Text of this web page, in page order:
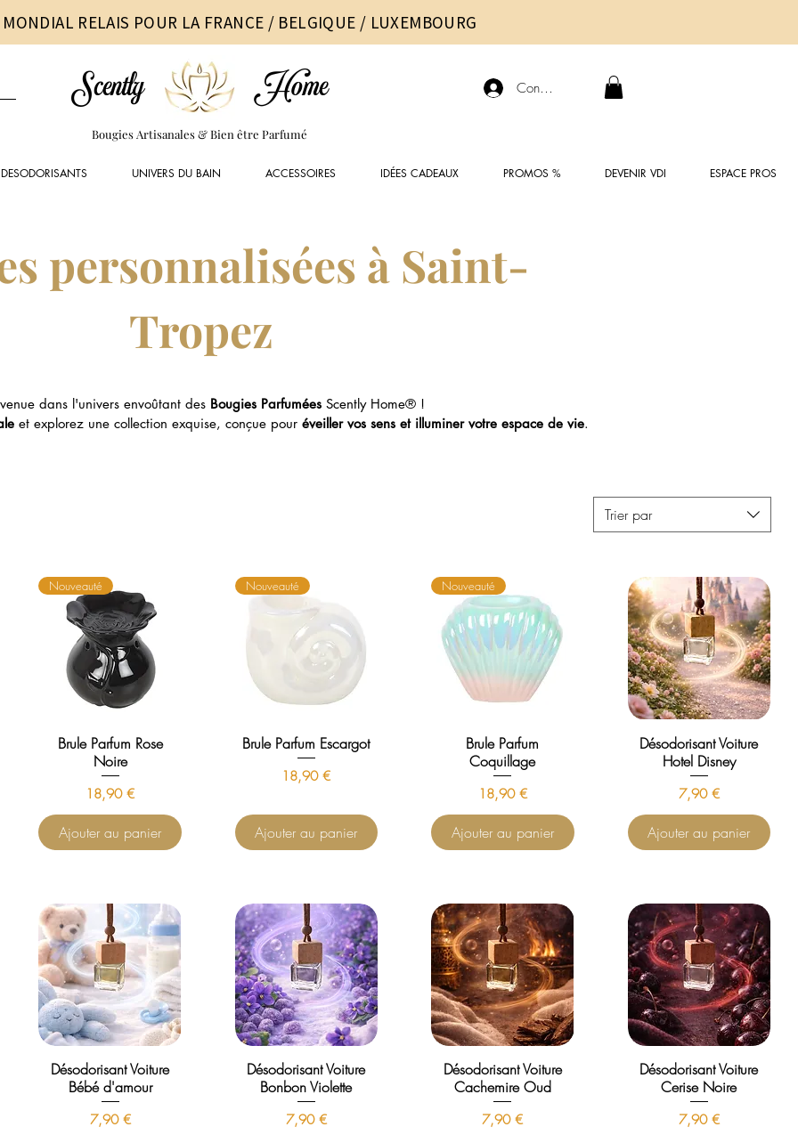
RELAIS POUR LA FRANCE / BELGIQUE / LUXEMBOURG
Scently Home Connexion
Bougies Artisanales & Bien être Parfumé
DESODORISANTS UNIVERS DU BAIN ACCESSOIRES IDÉES CADEAUX PROMOS % DEVENIR VDI ESPACE PROS
personnalisées à Saint-
Tropez
dans l'univers envoûtant des Bougies Parfumées Scently Home® !
et explorez une collection exquise, conçue pour éveiller vos sens et illuminer votre espace de vie.
Trier par
Nouveauté
Brule Parfum Rose
Noire
Prix
18,90 €
Ajouter au panier
Nouveauté
Brule Parfum Escargot
Prix
18,90 €
Ajouter au panier
Nouveauté
Brule Parfum
Coquillage
Prix
18,90 €
Ajouter au panier
Désodorisant Voiture
Hotel Disney
Prix
7,90 €
Ajouter au panier
Désodorisant Voiture
Bébé d'amour
Prix
7,90 €
Désodorisant Voiture
Bonbon Violette
Prix
7,90 €
Désodorisant Voiture
Cachemire Oud
Prix
7,90 €
Désodorisant Voiture
Cerise Noire
Prix
7,90 €